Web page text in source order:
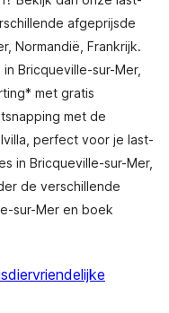
afgeprijsde
Normandië, Frankrijk.
Bricqueville-sur-Mer,
met gratis
met de
perfect voor je last-
in Bricqueville-sur-Mer,
de verschillende
sur-Mer en boek